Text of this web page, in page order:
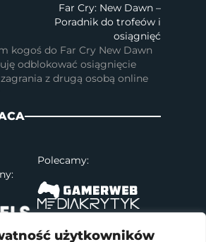
użytkowników
Far Cry: New Dawn –
Poradnik do trofeów i
osiągnięć
kogoś do Far Cry New Dawn
odblokować osiągnięcie
z drugą osobą online
Polecamy: